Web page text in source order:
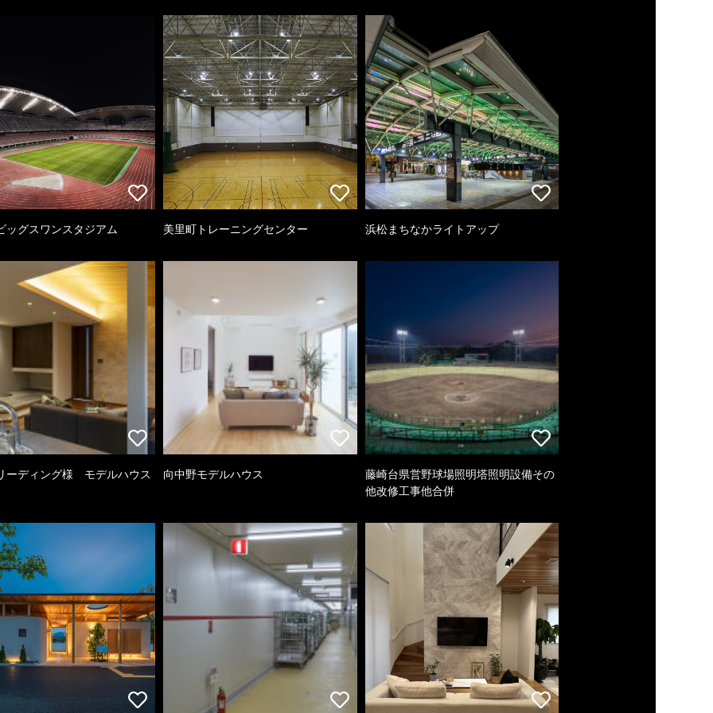
ッグスワンスタジアム 美里町トレーニングセンター 浜松まちなかライトアップ
ーディング様 モデルハウス 向中野モデルハウス
藤崎台県営野球場照明塔照明設備その
他改修工事他合併